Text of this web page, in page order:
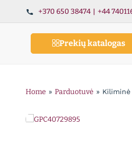
+370 650 38474 | +44
Prekių katalogas
Home » Parduotuvė »